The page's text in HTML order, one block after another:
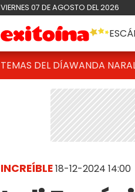
VIERNES 07 DE AGOSTO DEL 2026
TEMAS DEL DÍAWANDA NARA
INCREÍBLE18-12-2024 14:00